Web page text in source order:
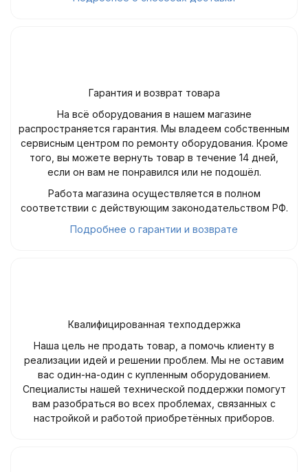
Гарантия и возврат товара
На всё оборудования в нашем магазине
распространяется гарантия. Мы владеем собственным
сервисным центром по ремонту оборудования. Кроме
того, вы можете вернуть товар в течение 14 дней,
если он вам не понравился или не подошёл.
Работа магазина осуществляется в полном
соответствии с действующим законодательством РФ.
Подробнее о гарантии и возврате
Квалифицированная техподдержка
Наша цель не продать товар, а помочь клиенту в
реализации идей и решении проблем. Мы не оставим
вас один-на-один с купленным оборудованием.
Специалисты нашей технической поддержки помогут
вам разобраться во всех проблемах, связанных с
настройкой и работой приобретённых приборов.